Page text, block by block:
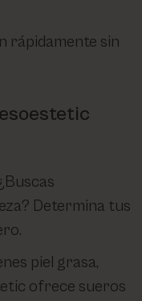
rápidamente sin
Determina tus
piel grasa,
ofrece sueros